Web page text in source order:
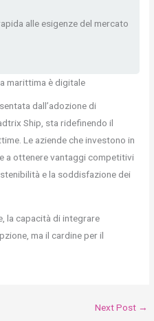
alle esigenze del mercato
marittima è digitale
dall’adozione di
Ship, sta ridefinendo il
Le aziende che investono in
a ottenere vantaggi competitivi
e la soddisfazione dei
la capacità di integrare
ma il cardine per il
Next Post →